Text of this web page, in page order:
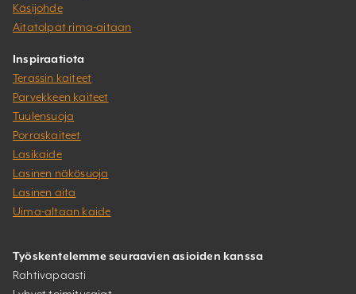
Käsijohde
Aitatolpat rima-aitaan
Inspiraatiota
Terassin kaiteet
Parvekkeen kaiteet
Tuulensuoja
Porraskaiteet
Lasikaide
Lasinen näkösuoja
Lasinen aita
Uima-altaan kaide
Työskentelemme seuraavien asioiden kanssa
Rahtivapaasti